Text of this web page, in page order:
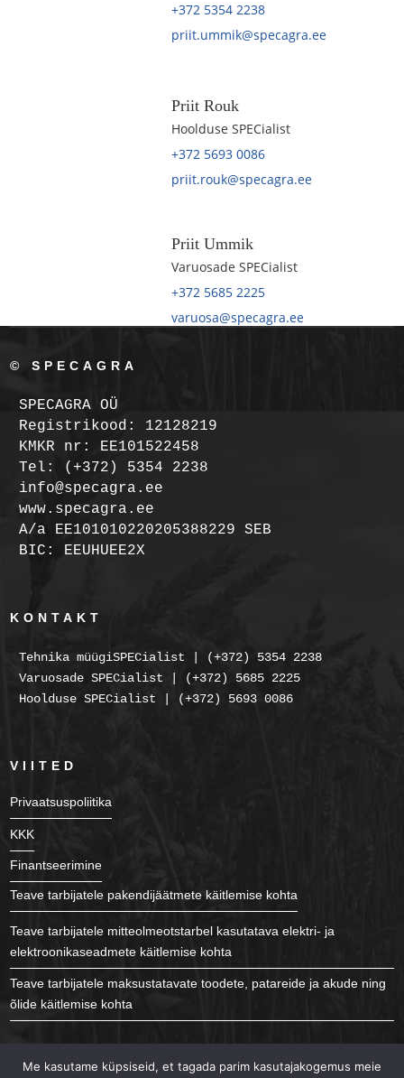
+372 5354 2238
priit.ummik@specagra.ee
Priit Rouk
Hoolduse SPECialist
+372 5693 0086
priit.rouk@specagra.ee
Priit Ummik
Varuosade SPECialist
+372 5685 2225
varuosa@specagra.ee
© SPECAGRA
SPECAGRA OÜ
Registrikood: 12128219
KMKR nr: EE101522458
Tel: (+372) 5354 2238
info@specagra.ee
www.specagra.ee
A/a EE101010220205388229 SEB
BIC: EEUHUEE2X
KONTAKT
Tehnika müügiSPECialist | (+372) 5354 2238
Varuosade SPECialist | (+372) 5685 2225
Hoolduse SPECialist | (+372) 5693 0086
VIITED
Privaatsuspoliitika
KKK
Finantseerimine
Teave tarbijatele pakendijäätmete käitlemise kohta
Teave tarbijatele mitteolmeotstarbel kasutatava elektri- ja
elektroonikaseadmete käitlemise kohta
Teave tarbijatele maksustatavate toodete, patareide ja akude ning
õlide käitlemise kohta
Me kasutame küpsiseid, et tagada parim kasutajakogemus meie